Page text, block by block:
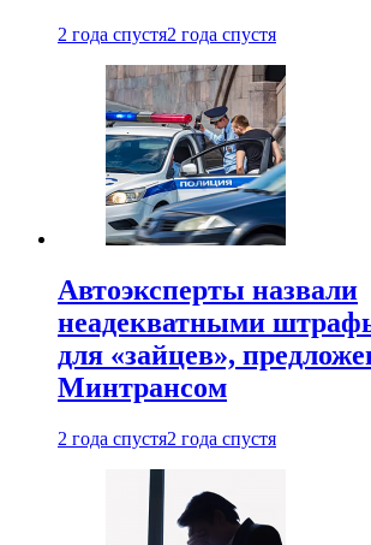
2 года спустя2 года спустя
Автоэксперты назвали
неадекватными
для «зайцев»,
Минтрансом
2 года спустя2 года спустя